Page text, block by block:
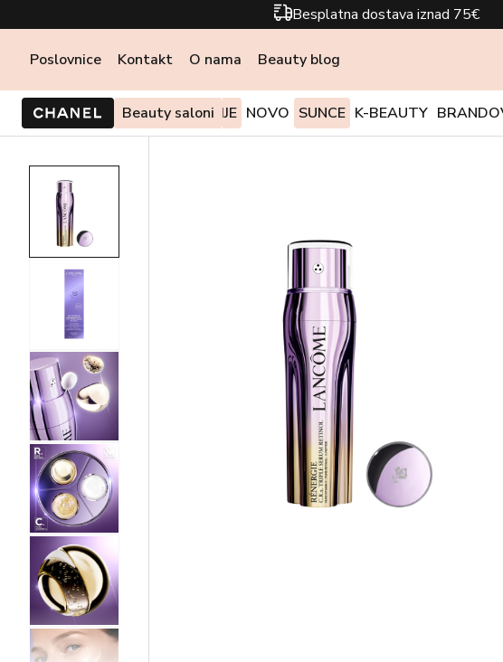
Besplatna dostava iznad 75€
Poslovnice Kontakt O nama Beauty blog
Beauty saloni
PONUDE I AKCIJE NOVO SUNCE K-BEAUTY